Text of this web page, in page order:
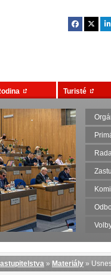
Turisté
» Materiály »